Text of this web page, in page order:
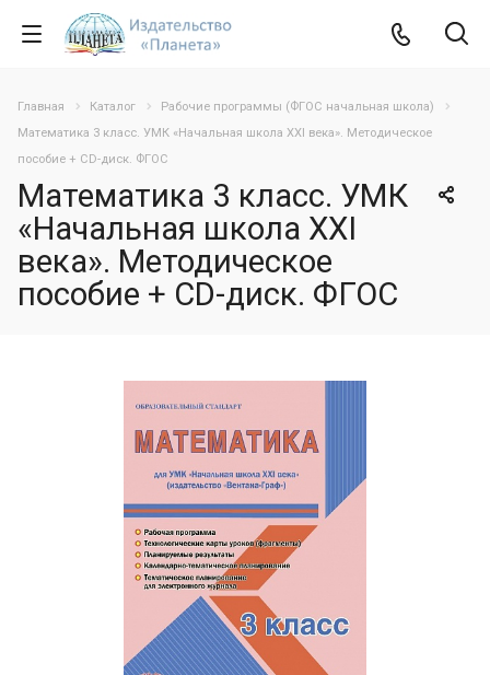
Главная Каталог
Рабочие программы (ФГОС начальная школа)
Математика 3 класс. УМК «Начальная школа XXI века». Методическое
пособие + CD-диск. ФГОС
Математика 3 класс. УМК
«Начальная школа XXI
века». Методическое
пособие + CD-диск. ФГОС